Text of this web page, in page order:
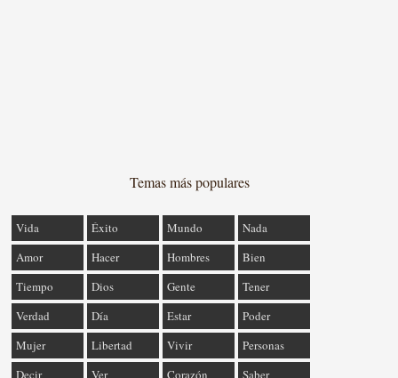
Temas más populares
Vida Éxito Mundo
Nada
Amor
Hacer Hombres
Bien
Tiempo
Dios Gente
Tener
Verdad
Día Estar
Poder
Mujer
Libertad Vivir
Personas
Decir
Ver Corazón Saber